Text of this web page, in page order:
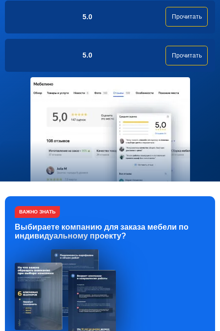
5.0 Прочитать
5.0 Прочитать
ВАЖНО ЗНАТЬ
Выбираете компанию для заказа мебели по
индивидуальному проекту?